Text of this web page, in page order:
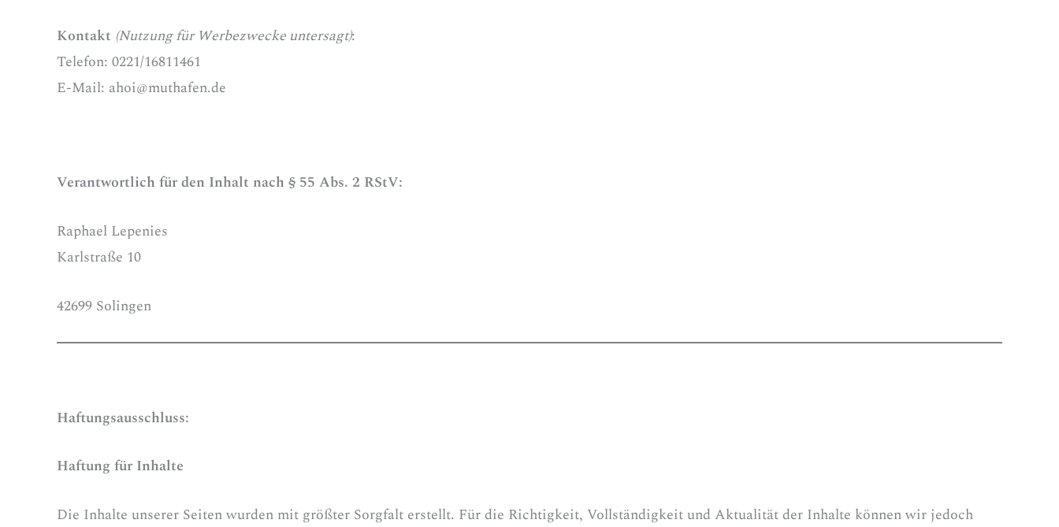
Kontakt (Nutzung für Werbezwecke untersagt):
Telefon: 0221/16811461
E-Mail: ahoi@muthafen.de
Verantwortlich für den Inhalt nach § 55 Abs. 2 RStV:
Raphael Lepenies
Karlstraße 10
42699 Solingen
Haftungsausschluss:
Haftung für Inhalte
Die Inhalte unserer Seiten wurden mit größter Sorgfalt erstellt. Für die Richtigkeit, Vollständigkeit und Aktualität der Inhalte können wir jedoch